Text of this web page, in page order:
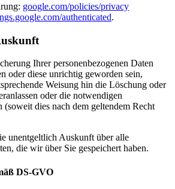
google.com/policies/privacy
authenticated.
Ihrer personenbezogenen Daten
oder diese unrichtig geworden sein,
Weisung hin die Löschung oder
oder die notwendigen
dies nach dem geltendem Recht
unentgeltlich Auskunft über alle
die wir über Sie gespeichert haben.
DS-GVO